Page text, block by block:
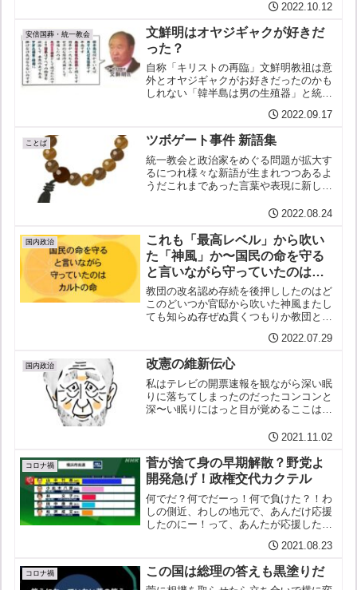
長いから国民はえらい迷惑。とりかえし
のつかない副作用が残るに違いない。水
際の不手際 N...
2022.10.12
安倍国葬・統一教会
文鮮明はオヤジギャクが好きだ
った？
自称「キリストの再臨」文鮮明教祖は意
外とオヤジギャクがお好きだったのかも
しれない「韓半島は男の生殖器」と統一
ペニスとペニンシュラ（＝半島）をかけ
ているとしたら、語源的には間違ってい
る。peninsulaは...
2022.09.17
ことば ツボゲート事件 新語集
統一教会と政治家をめぐる問題が拡大す
るにつれ様々な新語が生まれつつあるよ
うだこれまであった言葉や表現に新しい
介しよう【数珠つなぎ】政治家らがゾロ
用例：萩生田光一は生稲晃...
2022.08.24
国内政治
これも「最高レベル」から吹い
た「神風」か〜国民の命を守る
と言いながら守っていたのはカ
ルトの命
教団の改名認め存続を後押ししたのはど
このどいつか官邸から吹いた神風またし
ても知らぬ存ぜぬ貫くつもりか教団と一
の自民党かも国家公安委員長や防衛大臣
までもが外国のカルトに食い込まれてい
た！この国は危ういしかし...
2022.07.29
国内政治 改憲の維新伝心
私はテレビの開票速報を観ながら深い眠
りに落ちてしまったのだったコンコンと
深〜い眠りにはっと目が覚めるここはど
補者の上にくっつけている白髪で白髭
無我部晋三とあるはあ？解説...
2021.11.02
コロナ禍
菅が捨て身の早期解散？野党よ
開発急げ！政権交代カクテル
何でだ？何でだーっ！何で負けた？！わ
しの側近、わしの地元で、あんだけ応援
したのにー！って、あんたが応援したか
2021.08.23
コロナ禍 この国は総理の答えも黒塗りだ